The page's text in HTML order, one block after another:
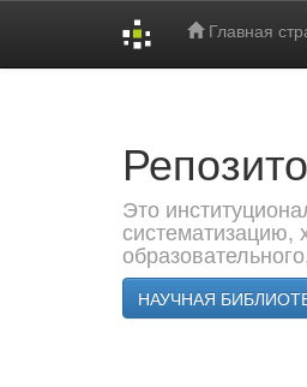
Главная
Это
систематизацию,
НАУЧНАЯ